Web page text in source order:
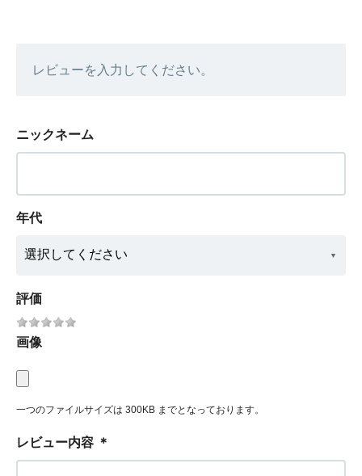
レビューを入力してください。
ニックネーム
年代
評価
画像
一つのファイルサイズは 300KB までとなっております。
レビュー内容 ＊